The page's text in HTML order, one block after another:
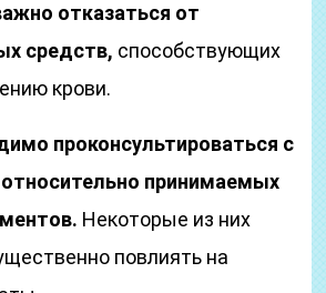
отказаться от
средств, способствующих
крови.
проконсультироваться с
принимаемых
Некоторые из них
повлиять на